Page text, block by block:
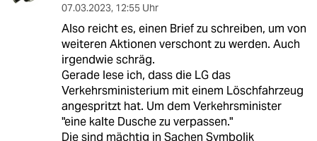
07.03.2023, 12:55 Uhr
Also reicht es, einen Brief zu schreiben, um von
weiteren Aktionen verschont zu werden. Auch
irgendwie schräg.
Gerade lese ich, dass die LG das
Verkehrsministerium mit einem Löschfahrzeug
angespritzt hat. Um dem Verkehrsminister
"eine kalte Dusche zu verpassen."
Die sind mächtig in Sachen Symbolik